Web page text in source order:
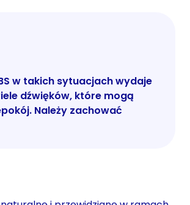
w takich sytuacjach wydaje
dźwięków, które mogą
Należy zachować